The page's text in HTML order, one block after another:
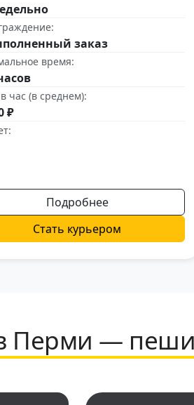
заказ
время:
час (в среднем):
₽
Подробнее
Стать курьером
Перми —